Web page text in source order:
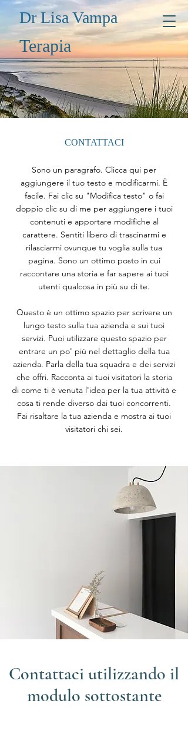
Dr Lisa Vampa
Terapia
CONTATTACI
Sono un paragrafo. Clicca qui per
aggiungere il tuo testo e modificarmi. È
facile. Fai clic su "Modifica testo" o fai
doppio clic su di me per aggiungere i tuoi
contenuti e apportare modifiche al
carattere. Sentiti libero di trascinarmi e
rilasciarmi ovunque tu voglia sulla tua
pagina. Sono un ottimo posto in cui
raccontare una storia e far sapere ai tuoi
utenti qualcosa in più su di te.
Questo è un ottimo spazio per scrivere un
lungo testo sulla tua azienda e sui tuoi
servizi. Puoi utilizzare questo spazio per
entrare un po' più nel dettaglio della tua
azienda. Parla della tua squadra e dei servizi
che offri. Racconta ai tuoi visitatori la storia
di come ti è venuta l'idea per la tua attività e
cosa ti rende diverso dai tuoi concorrenti.
Fai risaltare la tua azienda e mostra ai tuoi
visitatori chi sei.
Contattaci utilizzando il
modulo sottostante